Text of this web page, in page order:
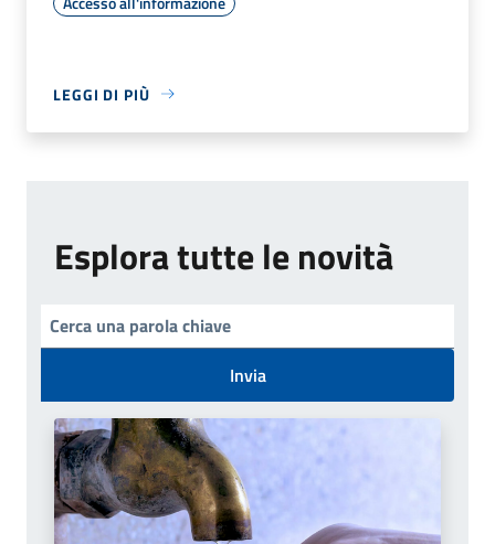
LEGGI DI PIÙ
Esplora tutte le novità
Invia